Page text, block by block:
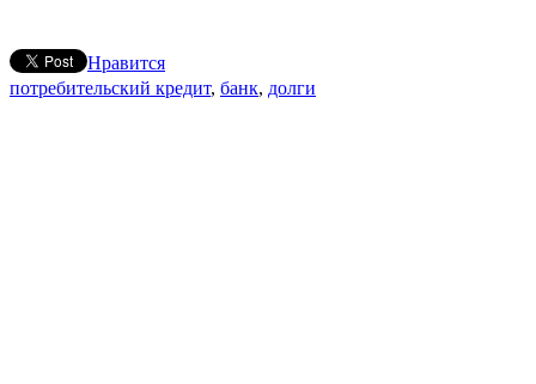
Нравится
потребительский кредит, банк, долги